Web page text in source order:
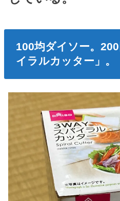
100均ダイソー。
イラルカッター」。